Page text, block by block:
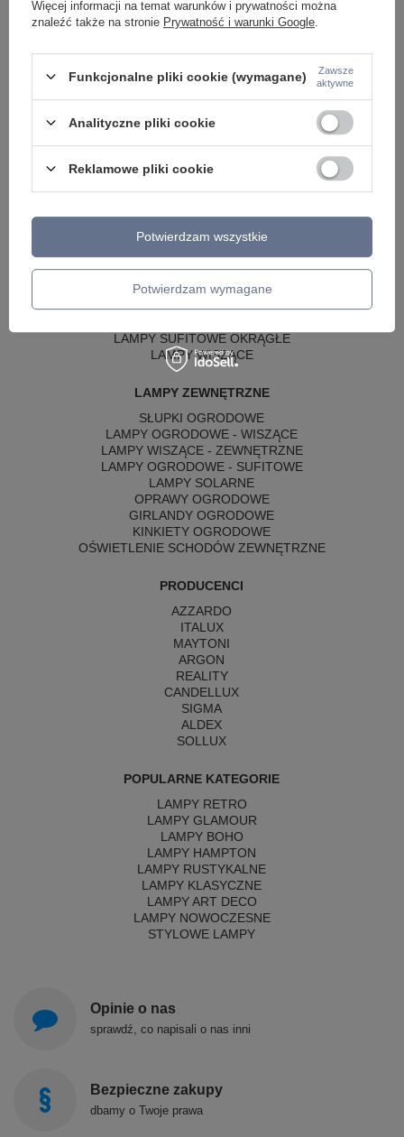
ŻYRANDOLE
LAMPKI NOCNE
ŻYRANDOLE KRYSZTAŁOWE
LAMPY WISZĄCE CZARNE
LAMPY WISZĄCE - OKRĘGI
LAMPY SUFITOWE OKRĄGŁE
LAMPY WISZĄCE
LAMPY ZEWNĘTRZNE
SŁUPKI OGRODOWE
LAMPY OGRODOWE - WISZĄCE
LAMPY WISZĄCE - ZEWNĘTRZNE
LAMPY OGRODOWE - SUFITOWE
LAMPY SOLARNE
OPRAWY OGRODOWE
GIRLANDY OGRODOWE
KINKIETY OGRODOWE
OŚWIETLENIE SCHODÓW ZEWNĘTRZNE
PRODUCENCI
AZZARDO
ITALUX
MAYTONI
ARGON
REALITY
CANDELLUX
SIGMA
ALDEX
SOLLUX
POPULARNE KATEGORIE
LAMPY RETRO
LAMPY GLAMOUR
LAMPY BOHO
LAMPY HAMPTON
LAMPY RUSTYKALNE
LAMPY KLASYCZNE
LAMPY ART DECO
LAMPY NOWOCZESNE
STYLOWE LAMPY
Opinie o nas
sprawdź, co napisali o nas inni
Bezpieczne zakupy
dbamy o Twoje prawa
Więcej informacji na temat warunków i prywatności można
znaleźć także na stronie Prywatność i warunki Google
Funkcjonalne pliki cookie (wymagane)
Zawsze
aktywne
Analityczne pliki cookie
Reklamowe pliki cookie
Potwierdzam wymagane
Potwierdzam wszystkie